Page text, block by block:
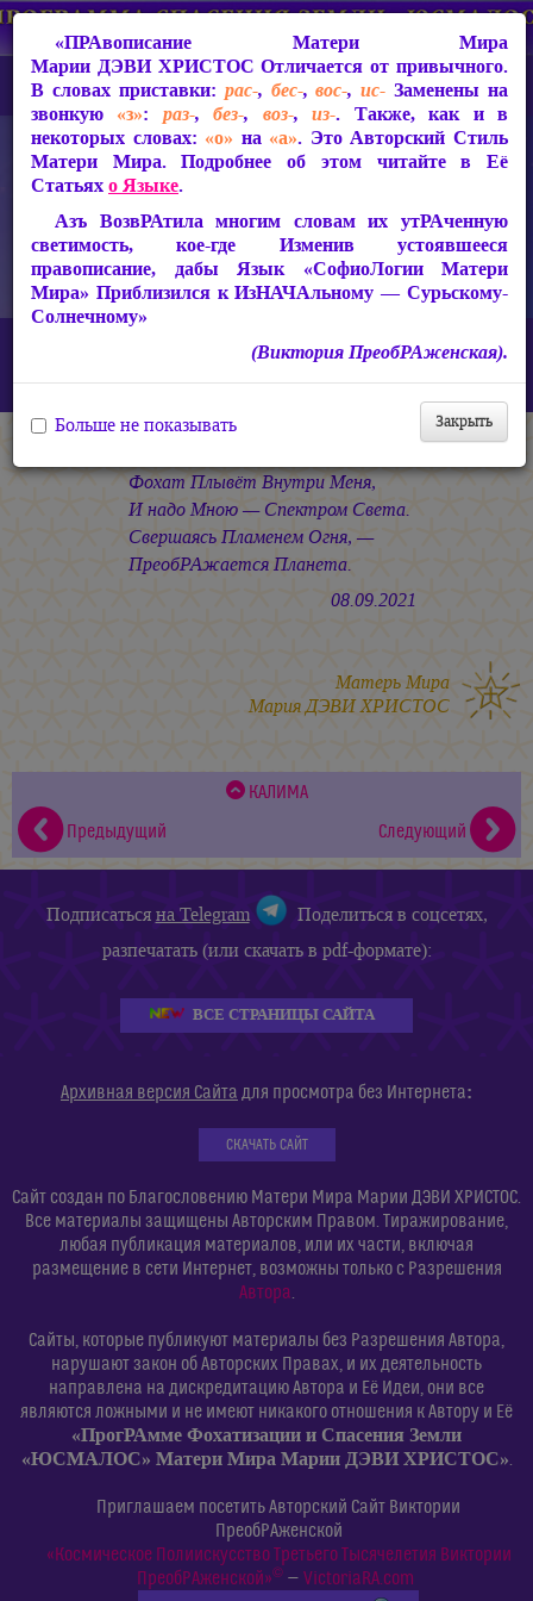
СакРАльная Поэзия Матери Мира
КАЛИМА
«Фохат Плывёт Внутри Меня…»
Фохат Плывёт Внутри Меня,
И надо Мною — Спектром Света.
Свершаясь Пламенем Огня, —
ПреобРАжается Планета.
08.09.2021
Матерь Мира
Мария ДЭВИ ХРИСТОС
КАЛИМА
Предыдущий
Следующий
«ПРАвописание Матери Мира
Марии ДЭВИ ХРИСТОС Отличается от привычного.
В словах приставки: рас-, бес-,вос-,ис- Заменены на
звонкую «з»: раз-,без-, воз-,из-. Также, как и в
некоторых словах: «о» на «а». Это Авторский Стиль
Матери Мира. Подробнее об этом читайте в Её
Статьяхо Языке.
Азъ ВозвРАтила многим словам их утРАченную
светимость, кое-где Изменив устоявшееся
правописание, дабы Язык «СофиоЛогии Матери
Мира» Приблизился к ИзНАЧАльному — Сурьскому-
Солнечному»
(Виктория ПреобРАженская).
Закрыть
Больше не показывать
Подписатьсяна Telegram
Поделиться в соцсетях,
разпечатать (или скачать в pdf-формате):
ВСЕ СТРАНИЦЫ САЙТА
Архивная версия Сайта для просмотра без Интернета:
СКАЧАТЬ САЙТ
Сайт создан по Благословению Матери Мира Марии ДЭВИ ХРИСТОС.
Все материалы защищены Авторским Правом. Тиражирование,
любая публикация материалов, или их части, включая
размещение в сети Интернет, возможны только с Разрешения
Автора.
Сайты, которые публикуют материалы без Разрешения Автора,
нарушают закон об Авторских Правах, и их деятельность
направлена на дискредитацию Автора и Её Идеи, они все
являются ложными и не имеют никакого отношения к Автору и Её
«ПрогРАмме Фохатизации и Спасения Земли
«ЮСМАЛОС» Матери Мира Марии ДЭВИ ХРИСТОС».
Приглашаем посетить Авторский Сайт Виктории
ПреобРАженской
«Космическое Полиискусство Третьего Тысячелетия Виктории
ПреобРАженской»©— VictoriaRA.com